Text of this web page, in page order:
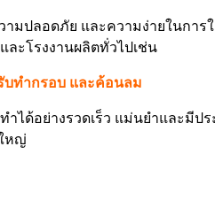
มปลอดภัย และความง่ายในการ
ละโรงงานผลิตทั่วไปเช่น
บทำกรอบ และค้อนลม
ได้อย่างรวดเร็ว แม่นยำและมีป
หญ่